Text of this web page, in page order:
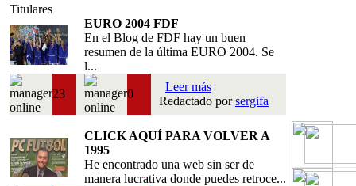
Titulares
EURO 2004 FDF
En el Blog de FDF hay un buen
resumen de la última EURO 2004. Se
l...
23 0
Leer más
Redactado porsergifa
CLICK AQUÍ PARA VOLVER A
1995
He encontrado una web sin ser de
manera lucrativa donde puedes retroce...